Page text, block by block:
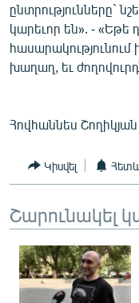
ընտրությունները`
կարեւոր են». -
հասարակությունում
խաղաղ, եւ
Հովհաննես Շողիկյան
Կիսվել
Շարունակել